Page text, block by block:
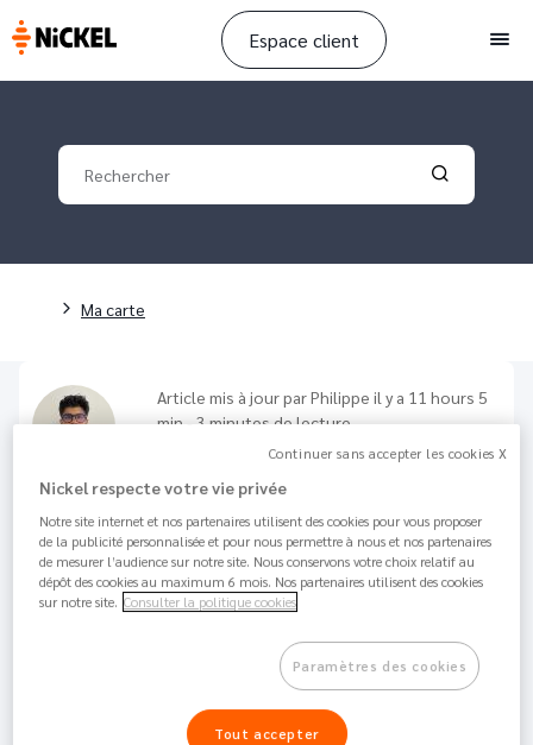
Espace client
Your search
Validate
Fil d'Ariane
Ma carte
Article mis à jour parPhilippe il y a 11 hours 5
min - 3 minutes de lecture
Comment payer avec Garmin
Pay ?
1.1K Partager
Perso /
Pro
Nickel, payer devient encore plus rapide !
Voici comment payer avec votre montre connectée
Continuer sans accepter les cookies X
Nickel respecte votre vie privée
Notre site internet et nos partenaires utilisent des cookies pour vous proposer
de la publicité personnalisée et pour nous permettre à nous et nos partenaires
de mesurer l’audience sur notre site. Nous conservons votre choix relatif au
dépôt des cookies au maximum 6 mois. Nos partenaires utilisent des cookies
sur notre site. Consulter la politique cookies
Paramètres des cookies
Tout accepter